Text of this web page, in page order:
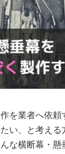
を業者へ依頼
い、と考える
な横断幕・懸